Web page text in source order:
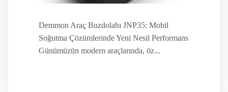
Demmon Araç Buzdolabı JNP35: Mobil
Soğutma Çözümlerinde Yeni Nesil Performans
Günümüzün modern araçlarında, öz...